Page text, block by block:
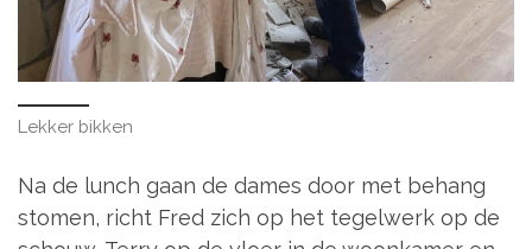
Lekker bikken
Na de lunch gaan de dames door met behang
stomen, richt Fred zich op het tegelwerk op de